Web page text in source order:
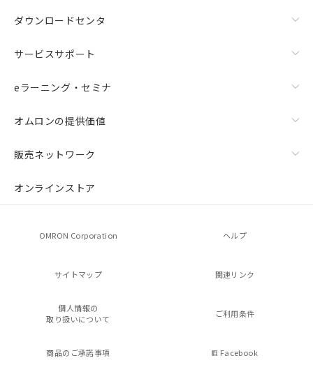
ダウンロードセンタ
サービスサポート
eラーニング・セミナ
オムロンの提供価値
販売ネットワーク
オンラインストア
OMRON Corporation ヘルプ
サイトマップ 関連リンク
個人情報の
取り扱いについて
ご利用条件
商品のご承諾事項 Facebook